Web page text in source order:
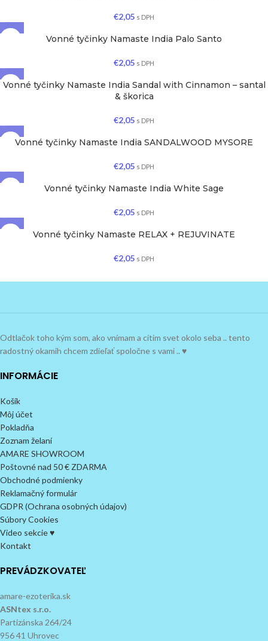
€2,05 s DPH
Vonné tyčinky Namaste India Palo Santo
€2,05 s DPH
Vonné tyčinky Namaste India Sandal with Cinnamon – santal
& škorica
€2,05 s DPH
Vonné tyčinky Namaste India SANDALWOOD MYSORE
€2,05 s DPH
Vonné tyčinky Namaste India White Sage
€2,05 s DPH
Vonné tyčinky Namaste RELAX + REJUVINATE
€2,05 s DPH
Odtlačok toho kým som, ako vnímam a cítim svet okolo seba .. tento
radostný okamih chcem zdieľať spoločne s vami .. ♥
INFORMÁCIE
Košík
Môj účet
Pokladňa
Zoznam želaní
AMARE SHOWROOM
Poštovné nad 50 € ZDARMA
Obchodné podmienky
Reklamačný formulár
GDPR (Ochrana osobných údajov)
Súbory Cookies
Video sekcie ♥
Kontakt
PREVÁDZKOVATEĽ
amare-ezoterika.sk
ASNtex s.r.o.
Partizánska 264/24
956 41 Uhrovec